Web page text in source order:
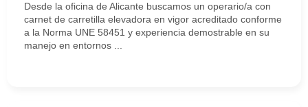
Desde la oficina de Alicante buscamos un operario/a con
carnet de carretilla elevadora en vigor acreditado conforme
a la Norma UNE 58451 y experiencia demostrable en su
manejo en entornos ...